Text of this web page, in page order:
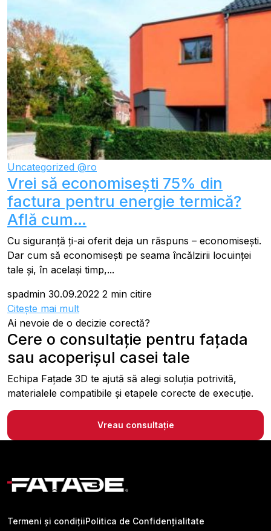
Uncategorized @ro
Vrei să economisești 75% din
factura pentru energie termică?
Află cum…
Cu siguranță ți-ai oferit deja un răspuns – economisești.
Dar cum să economisești pe seama încălzirii locuinței
tale și, în același timp,...
spadmin 30.09.2022 2 min citire
Citește mai mult
Ai nevoie de o decizie corectă?
Cere o consultație pentru fațada
sau acoperișul casei tale
Echipa Fațade 3D te ajută să alegi soluția potrivită,
materialele compatibile și etapele corecte de execuție.
Vreau consultație
Termeni și condițiiPolitica de Confidențialitate